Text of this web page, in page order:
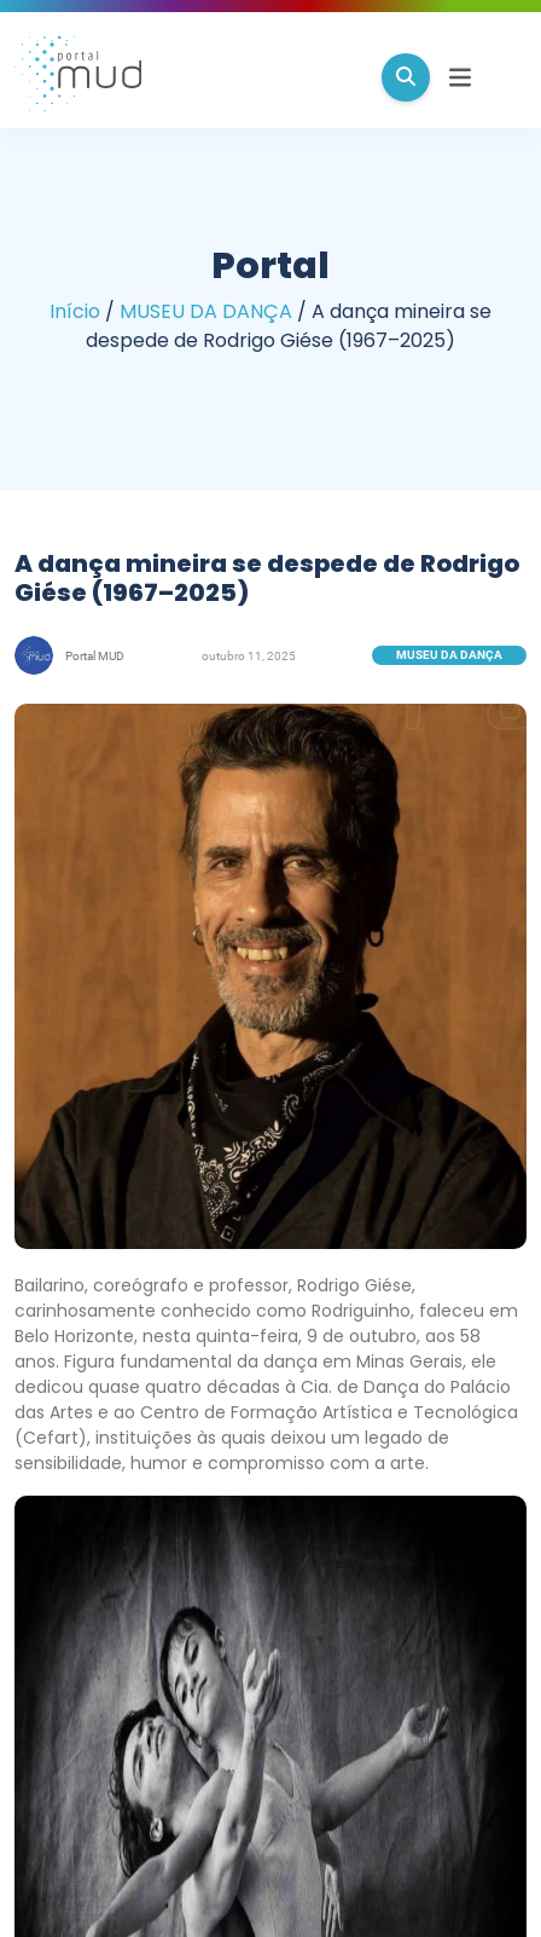
Portal
Início / MUSEU DA DANÇA / A dança mineira se
despede de Rodrigo Giése (1967–2025)
A dança mineira se despede de Rodrigo
Giése (1967–2025)
Portal MUD outubro 11, 2025 MUSEU DA DANÇA
Bailarino, coreógrafo e professor, Rodrigo Giése,
carinhosamente conhecido como Rodriguinho, faleceu em
Belo Horizonte, nesta quinta-feira, 9 de outubro, aos 58
anos. Figura fundamental da dança em Minas Gerais, ele
dedicou quase quatro décadas à Cia. de Dança do Palácio
das Artes e ao Centro de Formação Artística e Tecnológica
(Cefart), instituições às quais deixou um legado de
sensibilidade, humor e compromisso com a arte.